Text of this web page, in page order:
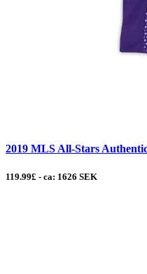
2019 MLS All-Stars
119.99£ - ca: 1626 SEK